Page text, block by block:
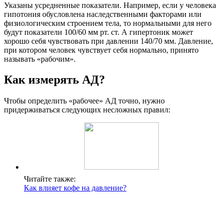
Указаны усредненные показатели. Например, если у человека
гипотония обусловлена наследственными факторами или
физиологическим строением тела, то нормальными для него
будут показатели 100/60 мм рт. ст. А гипертоник может
хорошо себя чувствовать при давлении 140/70 мм. Давление,
при котором человек чувствует себя нормально, принято
называть «рабочим».
Как измерять АД?
Чтобы определить «рабочее» АД точно, нужно
придерживаться следующих несложных правил:
Читайте также:
Как влияет кофе на давление?